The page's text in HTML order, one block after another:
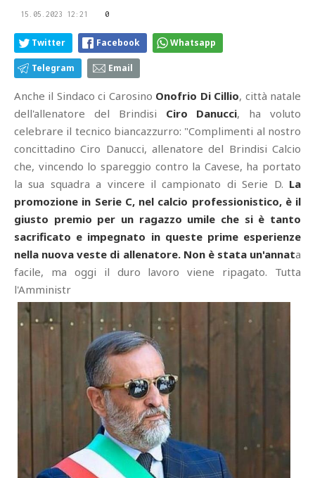
15.05.2023 12:21 0
Twitter Facebook Whatsapp
Telegram Email
Anche il Sindaco ci Carosino Onofrio Di Cillio, città natale
dell'allenatore del Brindisi Ciro Danucci, ha voluto
celebrare il tecnico biancazzurro: "Complimenti al nostro
concittadino Ciro Danucci, allenatore del Brindisi Calcio
che, vincendo lo spareggio contro la Cavese, ha portato
la sua squadra a vincere il campionato di Serie D. La
promozione in Serie C, nel calcio professionistico, è il
giusto premio per un ragazzo umile che si è tanto
sacrificato e impegnato in queste prime esperienze
nella nuova veste di allenatore. Non è stata un'annata
facile, ma oggi il duro lavoro viene ripagato. Tutta
l'Amministr